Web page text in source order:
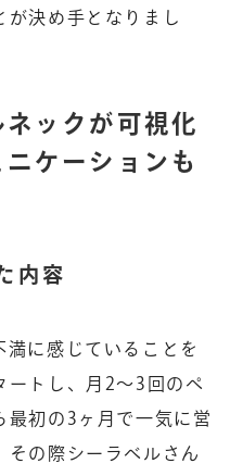
が決め手となりまし
ックが可視化
ケーションも
内容
満に感じていることを
ートし、月2～3回のペ
最初の3ヶ月で一気に営
その際シーラベルさん